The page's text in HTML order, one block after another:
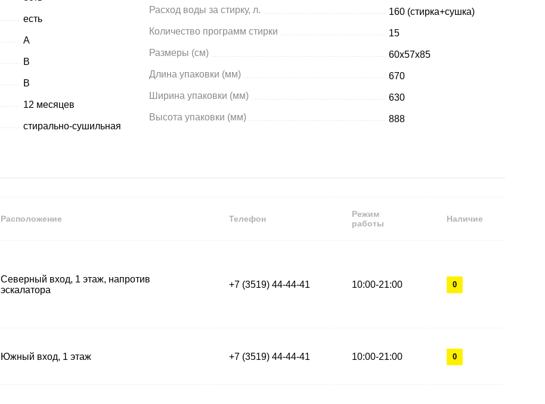
есть
A
B
B
12 месяцев
стирально-сушильная
Расход воды за стирку, л.
160 (стирка+сушка)
Количество программ стирки
15
Размеры (см)
60х57х85
Длина упаковки (мм)
670
Ширина упаковки (мм)
630
Высота упаковки (мм)
888
Расположение Телефон
Режим
работы
Наличие
Северный вход, 1 этаж, напротив
эскалатора
+7 (3519) 44-44-41 10:00-21:00 0
Южный вход, 1 этаж +7 (3519) 44-44-41 10:00-21:00 0